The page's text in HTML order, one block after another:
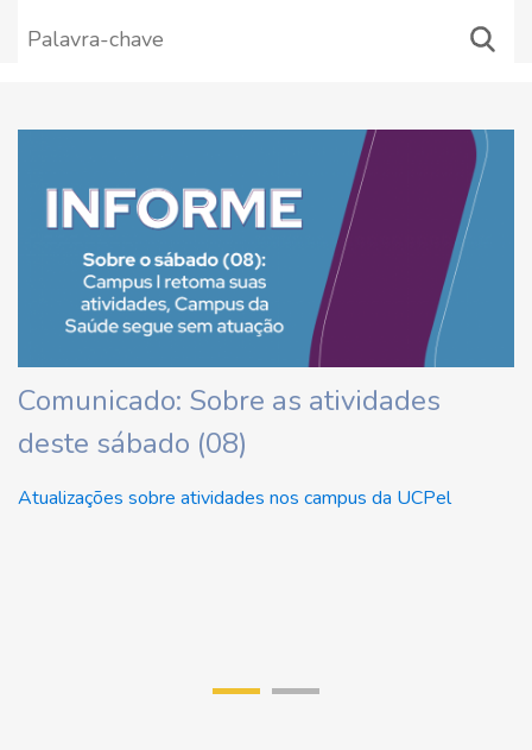
Comunicado: Sobre as atividades
deste sábado (08)
Atualizações sobre atividades nos campus da UCPel